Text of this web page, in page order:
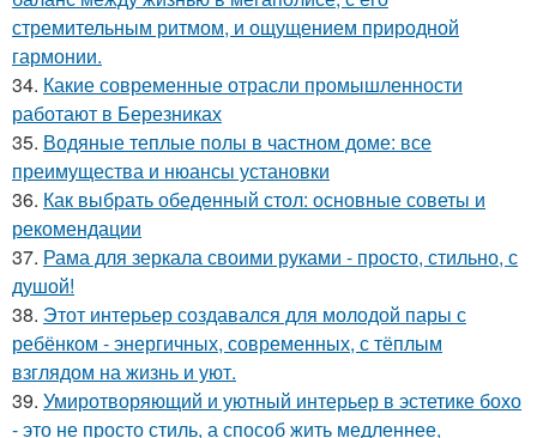
стремительным ритмом, и ощущением природной
гармонии.
34. Какие современные отрасли промышленности
работают в Березниках
35. Водяные теплые полы в частном доме: все
преимущества и нюансы установки
36. Как выбрать обеденный стол: основные советы и
рекомендации
37. Рама для зеркала своими руками - просто, стильно, с
душой!
38. Этот интерьер создавался для молодой пары с
ребёнком - энергичных, современных, с тёплым
взглядом на жизнь и уют.
39. Умиротворяющий и уютный интерьер в эстетике бохо
- это не просто стиль, а способ жить медленнее,